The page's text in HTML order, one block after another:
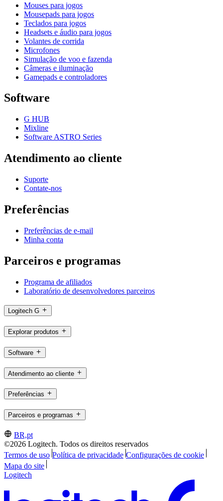
Mouses para jogos
Mousepads para jogos
Teclados para jogos
Headsets e áudio para jogos
Volantes de corrida
Microfones
Simulação de voo e fazenda
Câmeras e iluminação
Gamepads e controladores
Software
G HUB
Mixline
Software ASTRO Series
Atendimento ao cliente
Suporte
Contate-nos
Preferências
Preferências de e-mail
Minha conta
Parceiros e programas
Programa de afiliados
Laboratório de desenvolvedores parceiros
Logitech G
Explorar produtos
Software
Atendimento ao cliente
Preferências
Parceiros e programas
BR,pt
©2026 Logitech. Todos os direitos reservados
Termos de uso Política de privacidade Configurações de cookie
Mapa do site
Logitech